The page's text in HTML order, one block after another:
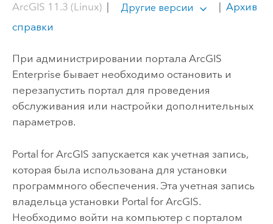
ArcGIS 11.3 (Linux)| Другие версии
Архив
справки
При администрировании портала ArcGIS
Enterprise бывает необходимо остановить и
перезапустить портал для проведения
обслуживания или настройки дополнительных
параметров.
Portal for ArcGIS запускается как учетная запись,
которая была использована для установки
программного обеспечения. Эта учетная запись
владельца установки Portal for ArcGIS.
Необходимо войти на компьютер с порталом